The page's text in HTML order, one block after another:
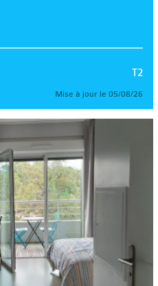
T2
Mise à jour le 05/08/26